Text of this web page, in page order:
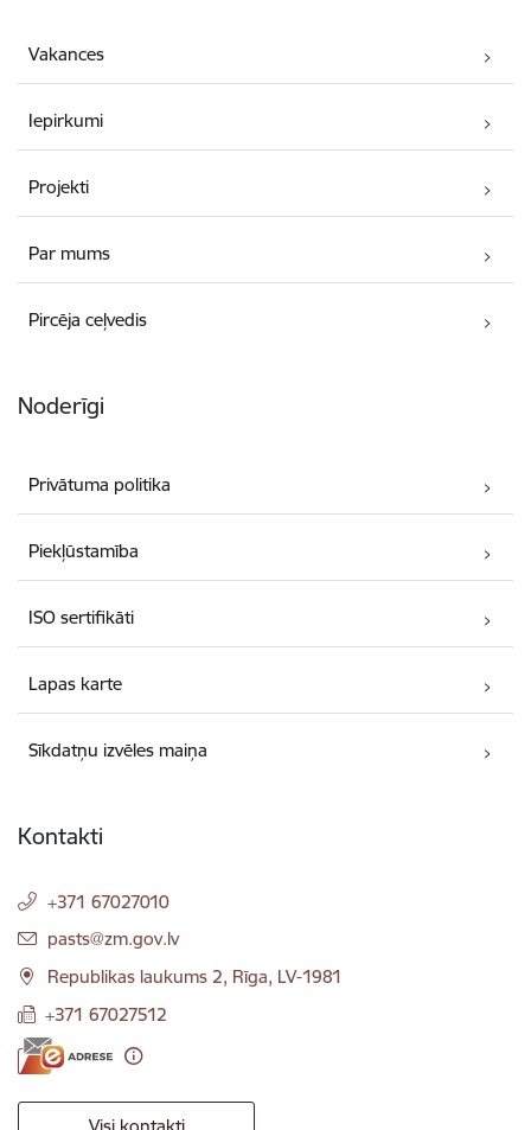
Vakances
Iepirkumi
Projekti
Par mums
Pircēja ceļvedis
Noderīgi
Privātuma politika
Piekļūstamība
ISO sertifikāti
Lapas karte
Sīkdatņu izvēles maiņa
Kontakti
+371 67027010
E-pasts:
pasts@zm.gov.lv
Republikas laukums 2, Rīga, LV-1981
+371 67027512